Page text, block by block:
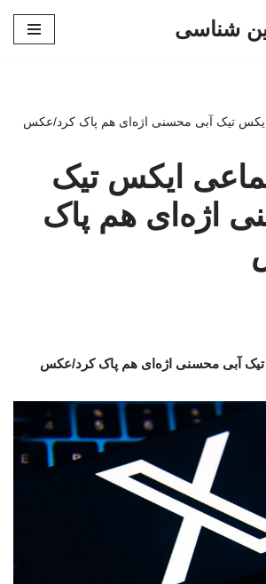
شناسی
تیک آبی محسنی اژه‌ای هم پاک کرد/عکس
ایکس تیک
اژه‌ای هم پاک
آبی محسنی اژه‌ای هم پاک کرد/عکس